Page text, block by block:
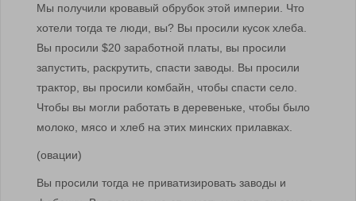
Мы получили кровавый обрубок этой империи. Что
хотели тогда те люди, вы? Вы просили кусок хлеба.
Вы просили $20 заработной платы, вы просили
запустить, раскрутить, спасти заводы. Вы просили
трактор, вы просили комбайн, чтобы спасти село.
Чтобы вы могли работать в деревеньке, чтобы было
молоко, мясо и хлеб на этих минских прилавках.
(овации)
Вы просили тогда не приватизировать заводы и